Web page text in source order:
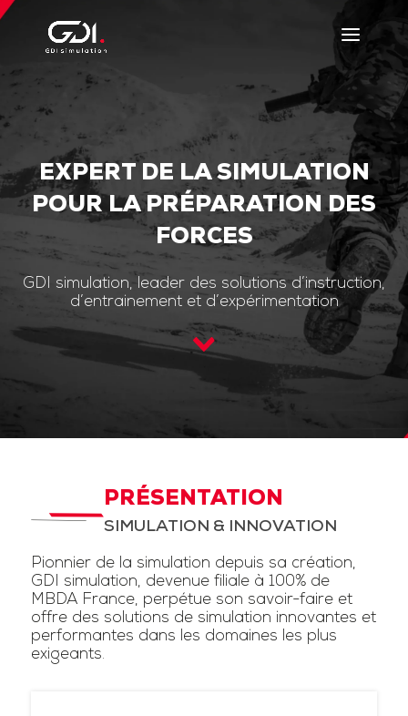
EXPERT DE LA SIMULATION
POUR LA PRÉPARATION DES
FORCES
GDI simulation, leader des solutions d’instruction,
d’entrainement et d’expérimentation
PRÉSENTATION
SIMULATION & INNOVATION
Pionnier de la simulation depuis sa création,
GDI simulation, devenue filiale à 100% de
MBDA France, perpétue son savoir-faire et
offre des solutions de simulation innovantes et
performantes dans les domaines les plus
exigeants.